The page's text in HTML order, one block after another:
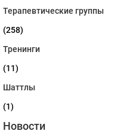
Терапевтические группы
(258)
Тренинги
(11)
Шаттлы
(1)
Новости